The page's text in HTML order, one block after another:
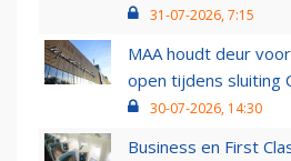
31-07-2026, 7:15
MAA houdt deur
open tijdens sluiting
30-07-2026, 14:30
Business en First